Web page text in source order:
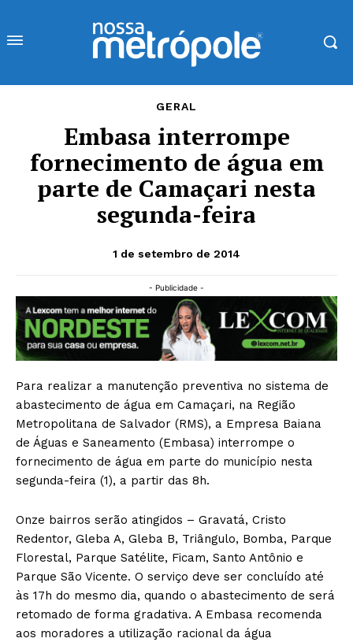
GERAL
Embasa interrompe
fornecimento de água em
parte de Camaçari nesta
segunda-feira
1 de setembro de 2014
- Publicidade -
Para realizar a manutenção preventiva no sistema de
abastecimento de água em Camaçari, na Região
Metropolitana de Salvador (RMS), a Empresa Baiana
de Águas e Saneamento (Embasa) interrompe o
fornecimento de água em parte do município nesta
segunda-feira (1), a partir das 8h.
Onze bairros serão atingidos – Gravatá, Cristo
Redentor, Gleba A, Gleba B, Triângulo, Bomba, Parque
Florestal, Parque Satélite, Ficam, Santo Antônio e
Parque São Vicente. O serviço deve ser concluído até
às 17h do mesmo dia, quando o abastecimento de será
retomado de forma gradativa. A Embasa recomenda
aos moradores a utilização racional da água